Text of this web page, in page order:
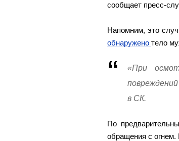
сообщает пресс-
Напомним, это
обнаружено тело
«При
в СК.
По
обращения с огнем.